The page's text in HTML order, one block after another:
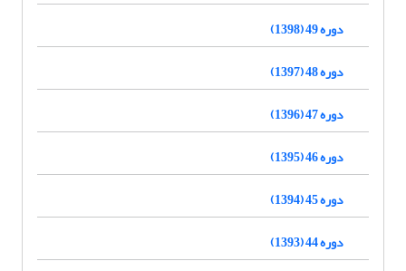
دوره 49 (1398)
دوره 48 (1397)
دوره 47 (1396)
دوره 46 (1395)
دوره 45 (1394)
دوره 44 (1393)